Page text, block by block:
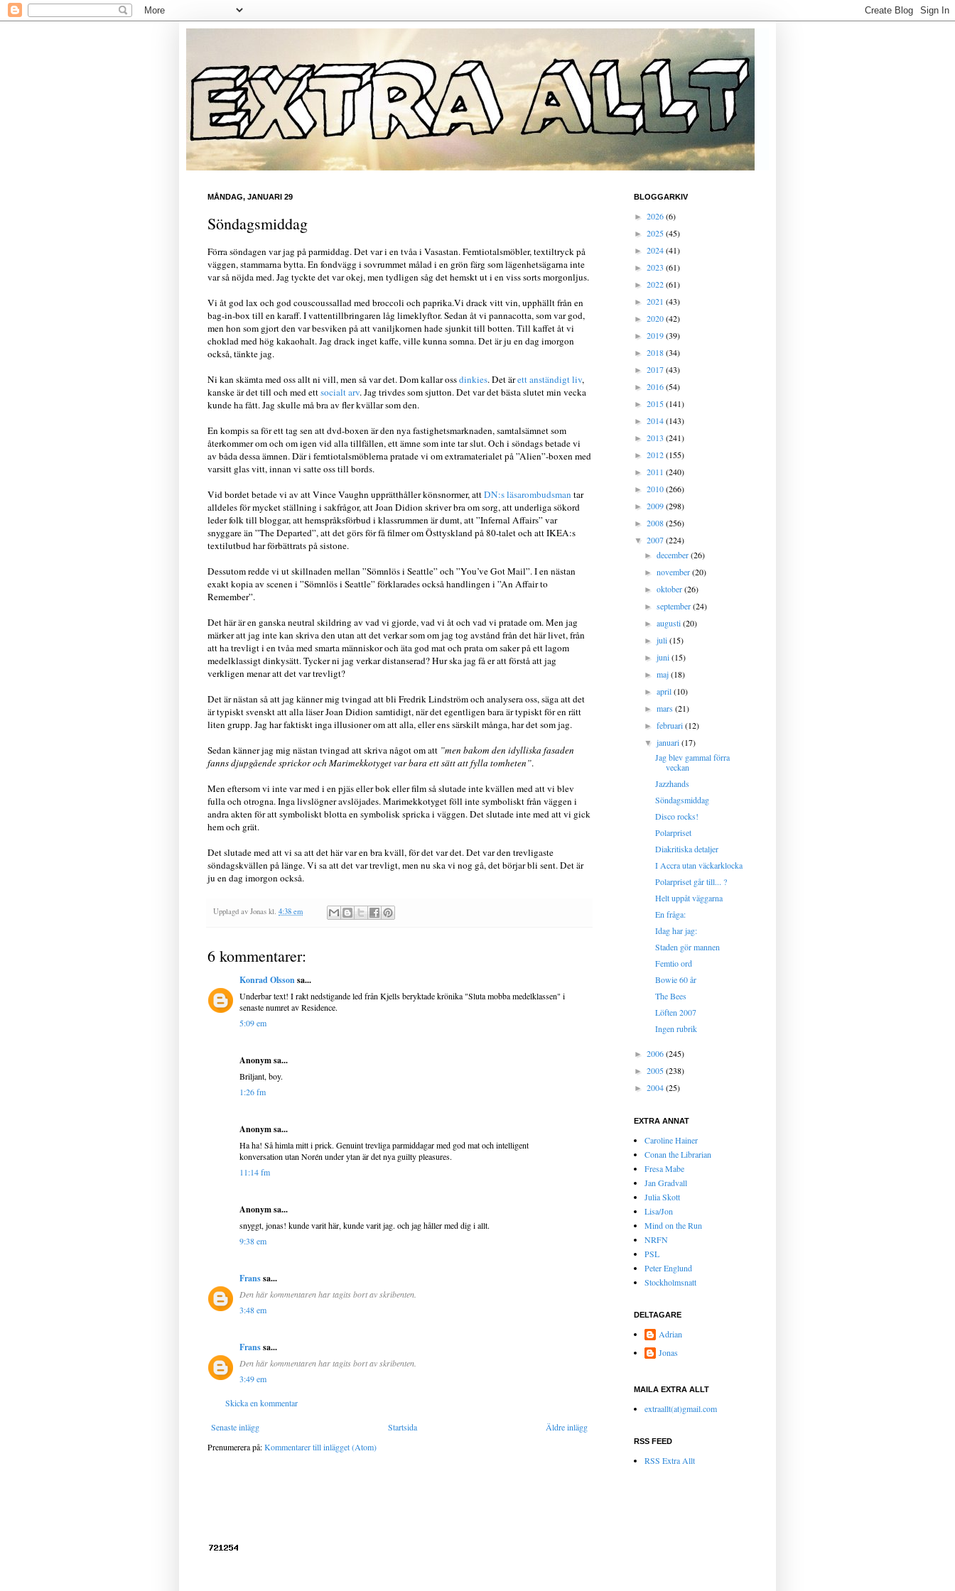
MÅNDAG, JANUARI 29
Söndagsmiddag
Förra söndagen var jag på parmiddag. Det var i en tvåa i Vasastan. Femtiotalsmöbler, textiltryck på
väggen, stammarna bytta. En fondvägg i sovrummet målad i en grön färg som lägenhetsägarna inte
var så nöjda med. Jag tyckte det var okej, men tydligen såg det hemskt ut i en viss sorts morgonljus.
Vi åt god lax och god couscoussallad med broccoli och paprika.Vi drack vitt vin, upphällt från en
bag-in-box till en karaff. I vattentillbringaren låg limeklyftor. Sedan åt vi pannacotta, som var god,
men hon som gjort den var besviken på att vaniljkornen hade sjunkit till botten. Till kaffet åt vi
choklad med hög kakaohalt. Jag drack inget kaffe, ville kunna somna. Det är ju en dag imorgon
också, tänkte jag.
Ni kan skämta med oss allt ni vill, men så var det. Dom kallar ossdinkies. Det ärett anständigt liv,
kanske är det till och med ettsocialt arv. Jag trivdes som sjutton. Det var det bästa slutet min vecka
kunde ha fått. Jag skulle må bra av fler kvällar som den.
En kompis sa för ett tag sen att dvd-boxen är den nya fastighetsmarknaden, samtalsämnet som
återkommer om och om igen vid alla tillfällen, ett ämne som inte tar slut. Och i söndags betade vi
av båda dessa ämnen. Där i femtiotalsmöblerna pratade vi om extramaterialet på ”Alien”-boxen med
varsitt glas vitt, innan vi satte oss till bords.
Vid bordet betade vi av att Vince Vaughn upprätthåller könsnormer, attDN:s läsarombudsman tar
alldeles för mycket ställning i sakfrågor, att Joan Didion skriver bra om sorg, att underliga sökord
leder folk till bloggar, att hemspråksförbud i klassrummen är dumt, att ”Infernal Affairs” var
snyggare än ”The Departed”, att det görs för få filmer om Östtyskland på 80-talet och att IKEA:s
textilutbud har förbättrats på sistone.
Dessutom redde vi ut skillnaden mellan ”Sömnlös i Seattle” och ”You’ve Got Mail”. I en nästan
exakt kopia av scenen i ”Sömnlös i Seattle” förklarades också handlingen i ”An Affair to
Remember”.
Det här är en ganska neutral skildring av vad vi gjorde, vad vi åt och vad vi pratade om. Men jag
märker att jag inte kan skriva den utan att det verkar som om jag tog avstånd från det här livet, från
att ha trevligt i en tvåa med smarta människor och äta god mat och prata om saker på ett lagom
medelklassigt dinkysätt. Tycker ni jag verkar distanserad? Hur ska jag få er att förstå att jag
verkligen menar att det var trevligt?
Det är nästan så att jag känner mig tvingad att bli Fredrik Lindström och analysera oss, säga att det
är typiskt svenskt att alla läser Joan Didion samtidigt, när det egentligen bara är typiskt för en rätt
liten grupp. Jag har faktiskt inga illusioner om att alla, eller ens särskilt många, har det som jag.
Sedan känner jag mig nästan tvingad att skriva något om att ”men bakom den idylliska fasaden
fanns djupgående sprickor och Marimekkotyget var bara ett sätt att fylla tomheten”.
Men eftersom vi inte var med i en pjäs eller bok eller film så slutade inte kvällen med att vi blev
fulla och otrogna. Inga livslögner avslöjades. Marimekkotyget föll inte symboliskt från väggen i
andra akten för att symboliskt blotta en symbolisk spricka i väggen. Det slutade inte med att vi gick
hem och grät.
Det slutade med att vi sa att det här var en bra kväll, för det var det. Det var den trevligaste
söndagskvällen på länge. Vi sa att det var trevligt, men nu ska vi nog gå, det börjar bli sent. Det är
ju en dag imorgon också.
Upplagd av Jonas kl. 4:38 em
6 kommentarer:
Konrad Olssonsa...
Underbar text! I rakt nedstigande led från Kjells beryktade krönika "Sluta mobba medelklassen" i
senaste numret av Residence.
5:09 em
Anonym sa...
Briljant, boy.
1:26 fm
Anonym sa...
Ha ha! Så himla mitt i prick. Genuint trevliga parmiddagar med god mat och intelligent
konversation utan Norén under ytan är det nya guilty pleasures.
11:14 fm
Anonym sa...
snyggt, jonas! kunde varit här, kunde varit jag. och jag håller med dig i allt.
9:38 em
Franssa...
Den här kommentaren har tagits bort av skribenten.
3:48 em
Franssa...
Den här kommentaren har tagits bort av skribenten.
3:49 em
Skicka en kommentar
Senaste inlägg Äldre inlägg
Startsida
Prenumerera på:Kommentarer till inlägget (Atom)
BLOGGARKIV
► 2026(6)
► 2025(45)
► 2024(41)
► 2023 (61)
► 2022(61)
► 2021 (43)
► 2020(42)
► 2019(39)
► 2018(34)
► 2017(43)
► 2016(54)
► 2015(141)
► 2014(143)
► 2013 (241)
► 2012(155)
► 2011 (240)
► 2010(266)
► 2009(298)
► 2008(256)
▼ 2007(224)
►december(26)
►november(20)
►oktober(26)
►september(24)
►augusti(20)
►juli(15)
►juni(15)
►maj(18)
►april(10)
►mars(21)
►februari(12)
▼januari(17)
Jag blev gammal förra
veckan
Jazzhands
Söndagsmiddag
Disco rocks!
Polarpriset
Diakritiska detaljer
I Accra utan väckarklocka
Polarpriset går till... ?
Helt uppåt väggarna
En fråga:
Idag har jag:
Staden gör mannen
Femtio ord
Bowie 60 år
The Bees
Löften 2007
Ingen rubrik
► 2006(245)
► 2005(238)
► 2004(25)
EXTRA ANNAT
Caroline Hainer
Conan the Librarian
Fresa Mabe
Jan Gradvall
Julia Skott
Lisa/Jon
Mind on the Run
NRFN
PSL
Peter Englund
Stockholmsnatt
DELTAGARE
Adrian
Jonas
MAILA EXTRA ALLT
extraallt(at)gmail.com
RSS FEED
RSS Extra Allt